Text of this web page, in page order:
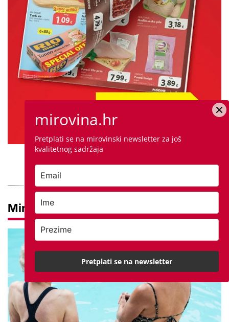
Mirovine
mirovina.hr
Pretplati se na mirovinski newsletter za još
kvalitetnog sadržaja
Pretplati se na newsletter